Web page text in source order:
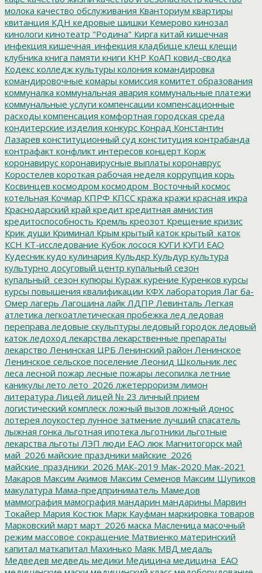
молока качество обслуживания Кванториум квартиры
квитанция КДН кедровые шишки Кемерово кинозал
кинологи кинотеатр "Родина" Кирга китай кишечная
инфекция кишечная_инфекция кладбище клещ клещи
клубника книга памяти книги КНР КоАП ковид-сводка
Кодекс колледж культуры колония командировка
командировочные комары комиссия комитет образования
коммуналка коммунальная авария коммунальные платежи
коммунальные услуги компенсации компенсационные
расходы компенсация комфортная городская среда
кондитерские изделия конкурс Конрад Константин
Лазарев конституционный суд конституция контрабанда
контрафакт конфликт интересов концерт Корж
коронавирус коронавирусные выплаты коронаврус
Коростелев короткая рабочая неделя коррупция корь
Косвинцев космодром космодром_Восточный космос
котельная Кочмар КПРФ КПСС кража кражи красная икра
Краснодарский край кредит кредитная амнистия
кредитоспособность Кремль креозот Крещение кризис
Крик души Криминал Крым крытый каток крытый_каток
КСН КТ-исследование Кубок лосося КУГИ КУГИ ЕАО
Кудесник кудо кулинария Кульдкр Кульдур культура
культурно досуговый центр купальный сезон
купальный_сезон купюры Кураж курение Куренков курсы
курсы повышения квалификации КФХ лаборатория Лаг ба-
Омер лагерь Лагошина лайк ЛДПР Левинталь Легкая
атлетика легкоатлетическая пробежка лед ледовая
переправа ледовые скульптуры ледовый городок ледовый
каток ледоход лекарства лекарственные препараты
лекарство Ленинская ЦРБ Ленинский район Ленинское
Ленинское сельское поселение Леонид Школьник лес
леса лесной пожар лесные пожары лесопилка летние
каникулы лето лето_2026 лжетерроризм лимон
литература Лицей лицей № 23 личный прием
логистический комплеск ложный вызов ложный донос
лотерея лоукостер лунное затмение лучший спасатель
лыжная гонка льготная ипотека льготники льготные
лекарства льготы ЛЭП люди ЕАО люк Магнитогорск май
май_2026 майские праздники майские_2026
майские_праздники_2026 МАК-2019 Мак-2020 Мак-2021
Макаров Максим Акимов Максим Семенов Максим Шупиков
макулатура Мама-предприниматель Мамедов
маммография мамография мандарин мандарины Марвин
Токайер Мария Костюк Марк Кауфман маркировка товаров
Марковский март март_2026 маска Масленица масочный
режим массовое сокращение Матвиенко материнский
капитал маткапитал Махинько Маяк МВД медаль
Медведев медведь медики Медицина медицина_ЕАО